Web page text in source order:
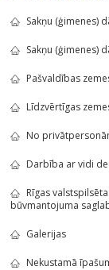
Sakņu (ģimenes)
Sakņu (ģimenes)
Pašvaldības
Līdzvērtīgas
No
Darbība ar vidi
Rīgas
būvmantojuma
Galerijas
Nekustamā